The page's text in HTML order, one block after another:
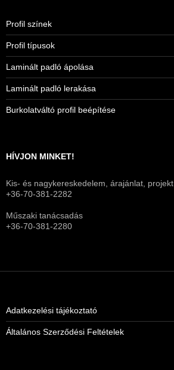
Profil színek
Profil típusok
Laminált padló ápolása
Laminált padló lerakása
Burkolatváltó profil beépítése
HÍVJON MINKET!
Kis- és nagykereskedelem, árajánlat, projekt
+36-70-381-2282
Műszaki tanácsadás
+36-70-381-2280
Adatkezelési tájékoztató
Általános Szerződési Feltételek